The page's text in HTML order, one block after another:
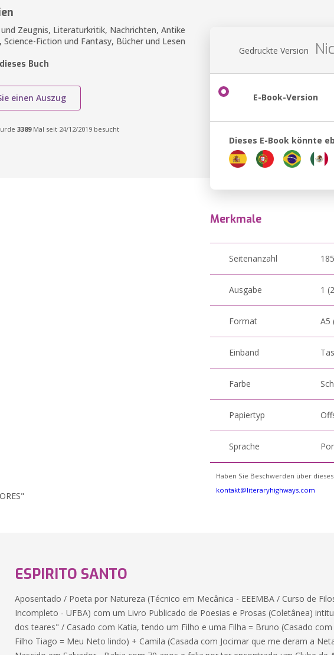
Zeugnis, Literaturkritik, Nachrichten, Antike
Science-Fiction und Fantasy, Bücher und Lesen
Buch
einen Auszug
3389Mal seit 24/12/2019 besucht
Gedruckte Version
E-Book-Version
Dieses E-Book könnte
Merkmale
Seitenanzahl 185
Ausgabe 1
Format A5
Einband
Farbe
Papiertyp
Sprache
Haben Sie Beschwerden über
kontakt@literaryhighways.com
ESPIRITO SANTO
Aposentado / Poeta por Natureza (Técnico em Mecânica - EEEMBA / Curso de
Incompleto - UFBA) com um Livro Publicado de Poesias e Prosas (Coletânea)
dos teares" / Casado com Katia, tendo um Filho e uma Filha = Bruno (Casado com
Filho Tiago = Meu Neto lindo) + Camila (Casada com Jocimar que me deram a